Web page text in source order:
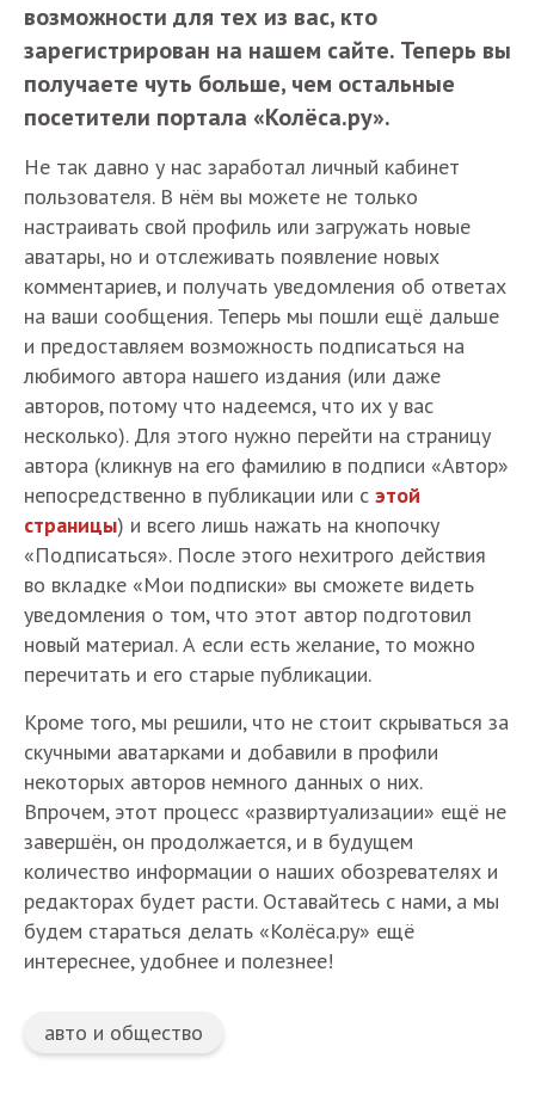
возможности для тех из вас, кто
зарегистрирован на нашем сайте. Теперь вы
получаете чуть больше, чем остальные
посетители портала «Колёса.ру».
Не так давно у нас заработал личный кабинет
пользователя. В нём вы можете не только
настраивать свой профиль или загружать новые
аватары, но и отслеживать появление новых
комментариев, и получать уведомления об ответах
на ваши сообщения. Теперь мы пошли ещё дальше
и предоставляем возможность подписаться на
любимого автора нашего издания (или даже
авторов, потому что надеемся, что их у вас
несколько). Для этого нужно перейти на страницу
автора (кликнув на его фамилию в подписи «Автор»
непосредственно в публикации или с этой
страницы) и всего лишь нажать на кнопочку
«Подписаться». После этого нехитрого действия
во вкладке «Мои подписки» вы сможете видеть
уведомления о том, что этот автор подготовил
новый материал. А если есть желание, то можно
перечитать и его старые публикации.
Кроме того, мы решили, что не стоит скрываться за
скучными аватарками и добавили в профили
некоторых авторов немного данных о них.
Впрочем, этот процесс «развиртуализации» ещё не
завершён, он продолжается, и в будущем
количество информации о наших обозревателях и
редакторах будет расти. Оставайтесь с нами, а мы
будем стараться делать «Колёса.ру» ещё
интереснее, удобнее и полезнее!
авто и общество